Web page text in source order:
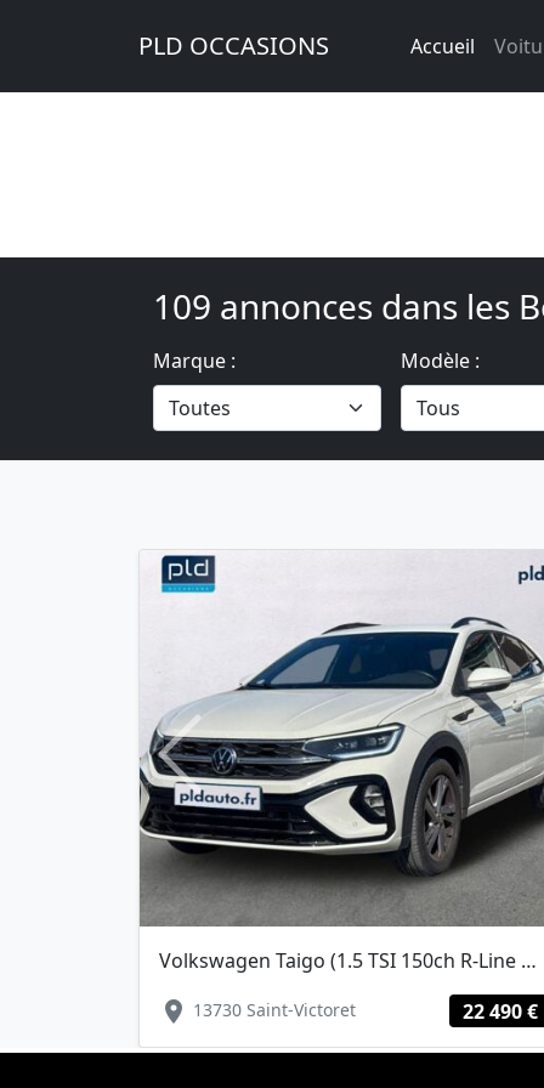
PLD OCCASIONS Accueil
109 annonces dans les
Marque : Modèle :
Volkswagen Taigo (1.5 TSI 150ch R-Line DSG7)
location_on 13730 Saint-Victoret 22 490 €
Previous